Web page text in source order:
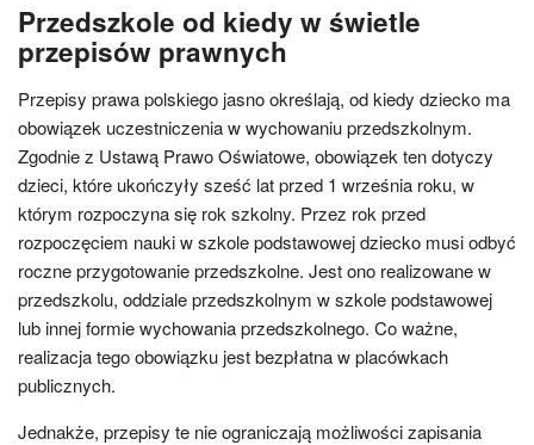
Przedszkole od kiedy w świetle
przepisów prawnych
Przepisy prawa polskiego jasno określają, od kiedy dziecko ma
obowiązek uczestniczenia w wychowaniu przedszkolnym.
Zgodnie z Ustawą Prawo Oświatowe, obowiązek ten dotyczy
dzieci, które ukończyły sześć lat przed 1 września roku, w
którym rozpoczyna się rok szkolny. Przez rok przed
rozpoczęciem nauki w szkole podstawowej dziecko musi odbyć
roczne przygotowanie przedszkolne. Jest ono realizowane w
przedszkolu, oddziale przedszkolnym w szkole podstawowej
lub innej formie wychowania przedszkolnego. Co ważne,
realizacja tego obowiązku jest bezpłatna w placówkach
publicznych.
Jednakże, przepisy te nie ograniczają możliwości zapisania